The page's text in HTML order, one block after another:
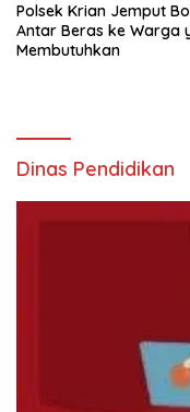
Polsek Krian Jemput
Antar Beras ke Warga
Membutuhkan
Dinas Pendidikan